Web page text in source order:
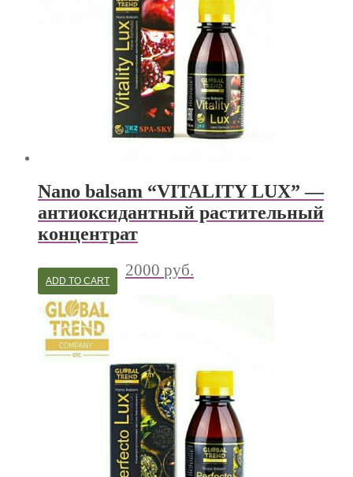
Nano balsam “VITALITY LUX” —
антиоксидантный растительный
концентрат
2000 руб.
ADD TO CART